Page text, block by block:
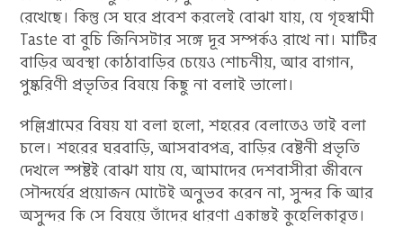
রেখেছে। কিন্তু সে ঘরে প্রবেশ করলেই বোঝা যায়, যে গৃহস্বামী
Taste বা বুচি জিনিসটার সঙ্গে দূর সম্পর্কও রাখে না। মাটির
বাড়ির অবস্থা কোঠাবাড়ির চেয়েও শোচনীয়, আর বাগান,
পুষ্করিণী প্রভৃতির বিষয়ে কিছু না বলাই ভালো।
পল্লিগ্রামের বিষয় যা বলা হলো, শহরের বেলাতেও তাই বলা
চলে। শহরের ঘরবাড়ি, আসবাবপত্র, বাড়ির বেষ্টনী প্রভৃতি
দেখলে স্পষ্টই বোঝা যায় যে, আমাদের দেশবাসীরা জীবনে
সৌন্দর্যের প্রয়োজন মোটেই অনুভব করেন না, সুন্দর কি আর
অসুন্দর কি সে বিষয়ে তাঁদের ধারণা একান্তই কুহেলিকাবৃত।